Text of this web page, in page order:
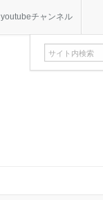
youtubeチャンネル